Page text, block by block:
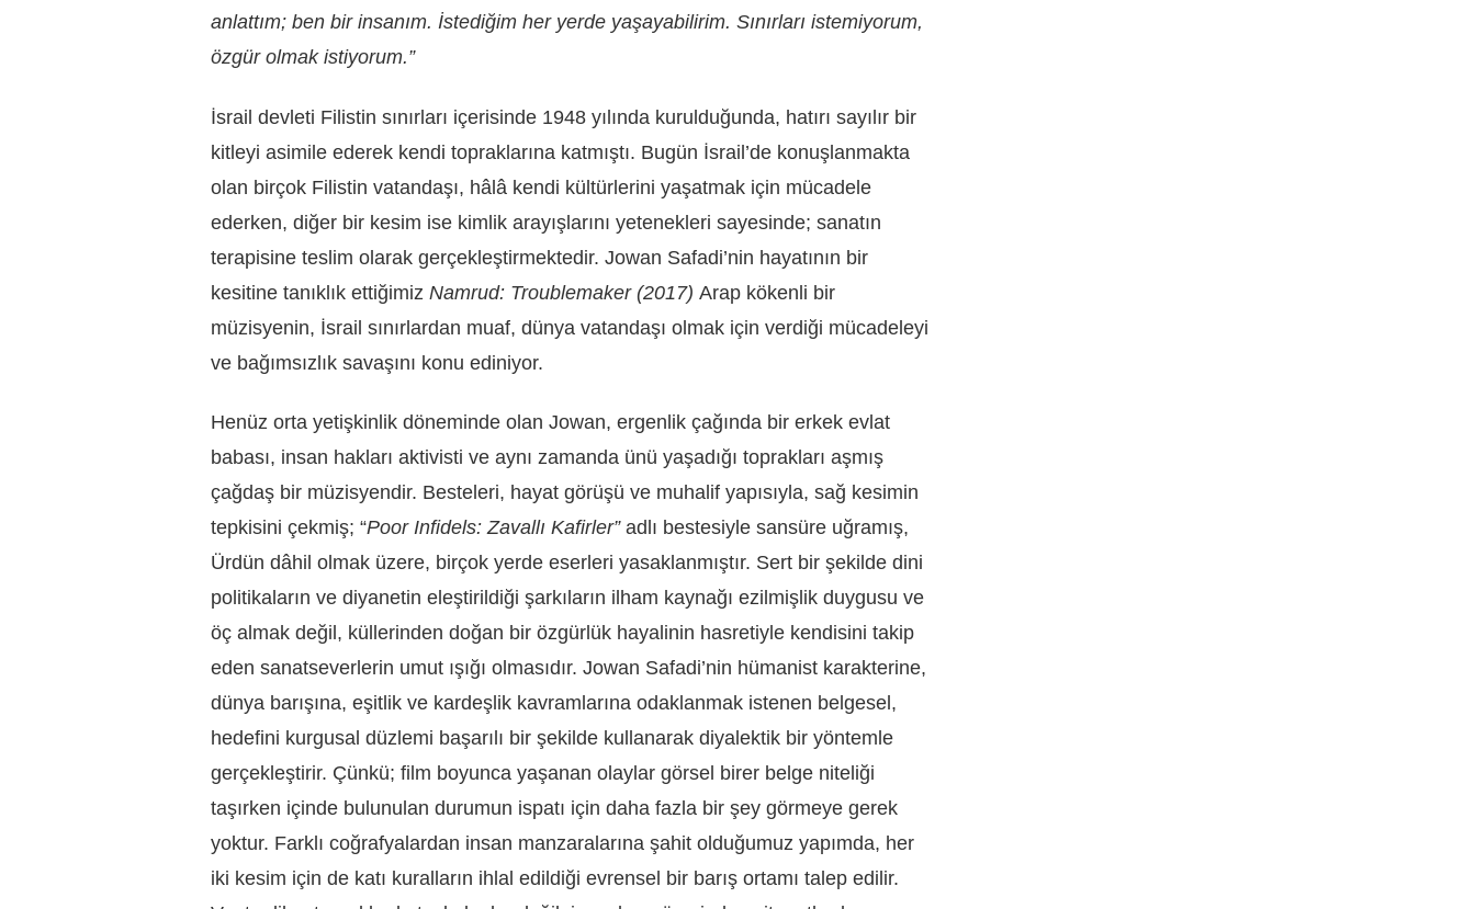
anlattım; ben bir insanım. İstediğim her yerde yaşayabilirim. Sınırları istemiyorum,
özgür olmak istiyorum.”
İsrail devleti Filistin sınırları içerisinde 1948 yılında kurulduğunda, hatırı sayılır bir
kitleyi asimile ederek kendi topraklarına katmıştı. Bugün İsrail’de konuşlanmakta
olan birçok Filistin vatandaşı, hâlâ kendi kültürlerini yaşatmak için mücadele
ederken, diğer bir kesim ise kimlik arayışlarını yetenekleri sayesinde; sanatın
terapisine teslim olarak gerçekleştirmektedir. Jowan Safadi’nin hayatının bir
kesitine tanıklık ettiğimiz Namrud: Troublemaker (2017) Arap kökenli bir
müzisyenin, İsrail sınırlardan muaf, dünya vatandaşı olmak için verdiği mücadeleyi
ve bağımsızlık savaşını konu ediniyor.
Henüz orta yetişkinlik döneminde olan Jowan, ergenlik çağında bir erkek evlat
babası, insan hakları aktivisti ve aynı zamanda ünü yaşadığı toprakları aşmış
çağdaş bir müzisyendir. Besteleri, hayat görüşü ve muhalif yapısıyla, sağ kesimin
tepkisini çekmiş; “Poor Infidels: Zavallı Kafirler”adlı bestesiyle sansüre uğramış,
Ürdün dâhil olmak üzere, birçok yerde eserleri yasaklanmıştır. Sert bir şekilde dini
politikaların ve diyanetin eleştirildiği şarkıların ilham kaynağı ezilmişlik duygusu ve
öç almak değil, küllerinden doğan bir özgürlük hayalinin hasretiyle kendisini takip
eden sanatseverlerin umut ışığı olmasıdır. Jowan Safadi’nin hümanist karakterine,
dünya barışına, eşitlik ve kardeşlik kavramlarına odaklanmak istenen belgesel,
hedefini kurgusal düzlemi başarılı bir şekilde kullanarak diyalektik bir yöntemle
gerçekleştirir. Çünkü; film boyunca yaşanan olaylar görsel birer belge niteliği
taşırken içinde bulunulan durumun ispatı için daha fazla bir şey görmeye gerek
yoktur. Farklı coğrafyalardan insan manzaralarına şahit olduğumuz yapımda, her
iki kesim için de katı kuralların ihlal edildiği evrensel bir barış ortamı talep edilir.